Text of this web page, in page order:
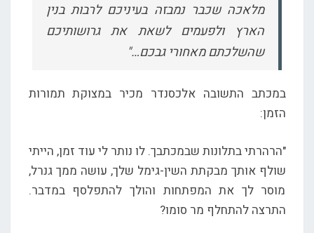
מלאכה שכבר נמבזה בעיניכם לרבות בנין
הארץ ולפעמים לשאת את גרושותיכם
שהשלכתם מאחורי גבכם…"
במכתב התשובה אלכסנדר מכיר במצוקת תמורות
הזמן:
"הרהרתי בתלונות שבמכתבך. לו נותר לי עוד זמן, הייתי
שולף אותך מבקתת השין-גימל שלך, עושה ממך גנרל,
מוסר לך את המפתחות והולך להתפלסף במדבר.
התרצה להתחלף מר סומו?